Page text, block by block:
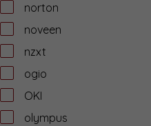
norton
noveen
nzxt
ogio
OKI
olympus